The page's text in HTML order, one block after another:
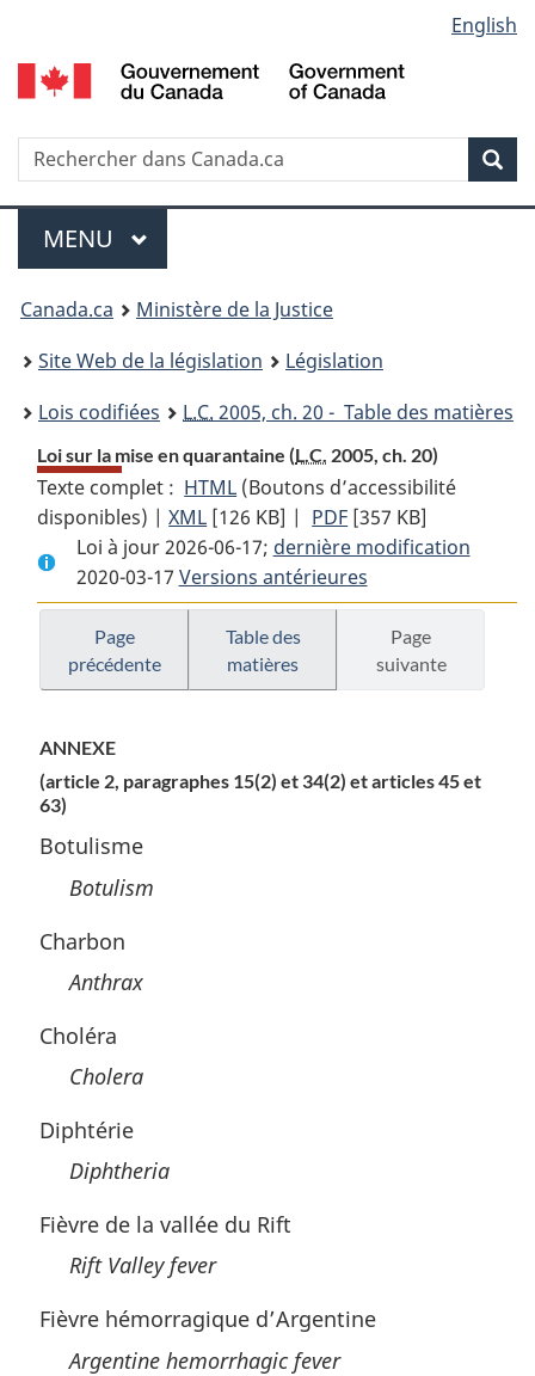
au
contenu
propos
de
la
HTML
simplifiée
selection
English
Recherche
Menu
MENU PRINCIPAL
You
are
here:
Canada.ca
Ministère de la Justice
Site Web de la législation
Législation
Lois codifiées
L.C. 2005, ch. 20 - Table des matières
Loi sur la mise en quarantaine (L.C. 2005, ch. 20)
Texte complet : HTML Texte
complet
:
Loi
sur
la
mise
en
(Boutons d’accessibilité
disponibles) |XML Texte
complet
:
Loi
sur
mise
[126 KB] | PDF Texte
complet
:
Loi
[357 KB]
Loi à jour 2026-06-17; dernière modification
2020-03-17 Versions antérieures
Page
précédente
Table des
matières
Page
suivante
ANNEXE
(article 2, paragraphes 15(2) et 34(2) et articles 45 et
63)
Botulisme
Botulism
Charbon
Anthrax
Choléra
Cholera
Diphtérie
Diphtheria
Fièvre de la vallée du Rift
Rift Valley fever
Fièvre hémorragique d’Argentine
Argentine hemorrhagic fever